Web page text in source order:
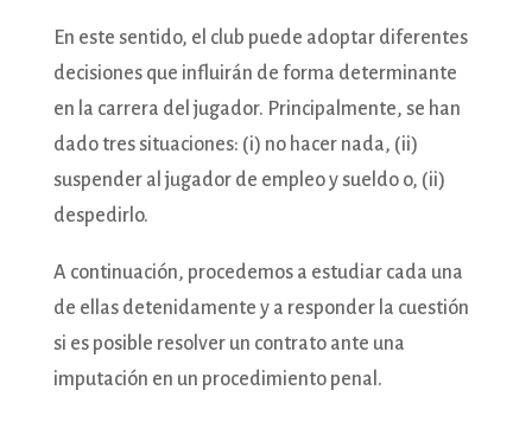
En este sentido, el club puede adoptar diferentes
decisiones que influirán de forma determinante
en la carrera del jugador. Principalmente, se han
dado tres situaciones: (i) no hacer nada, (ii)
suspender al jugador de empleo y sueldo o, (ii)
despedirlo.
A continuación, procedemos a estudiar cada una
de ellas detenidamente y a responder la cuestión
si es posible resolver un contrato ante una
imputación en un procedimiento penal.